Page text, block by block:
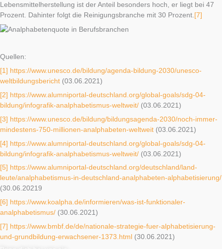
Lebensmittelherstellung ist der Anteil besonders hoch, er liegt bei 47
Prozent. Dahinter folgt die Reinigungsbranche mit 30 Prozent. [7]
Quellen:
[1] https://www.unesco.de/bildung/agenda-bildung-2030/unesco-
weltbildungsbericht (03.06.2021)
[2] https://www.alumniportal-deutschland.org/global-goals/sdg-04-
bildung/infografik-analphabetismus-weltweit/ (03.06.2021)
[3] https://www.unesco.de/bildung/bildungsagenda-2030/noch-immer-
mindestens-750-millionen-analphabeten-weltweit (03.06.2021)
[4] https://www.alumniportal-deutschland.org/global-goals/sdg-04-
bildung/infografik-analphabetismus-weltweit/ (03.06.2021)
[5] https://www.alumniportal-deutschland.org/deutschland/land-
leute/analphabetismus-in-deutschland-analphabeten-alphabetisierung/
(30.06.20219
[6] https://www.koalpha.de/informieren/was-ist-funktionaler-
analphabetismus/ (30.06.2021)
[7] https://www.bmbf.de/de/nationale-strategie-fuer-alphabetisierung-
und-grundbildung-erwachsener-1373.html (30.06.2021)